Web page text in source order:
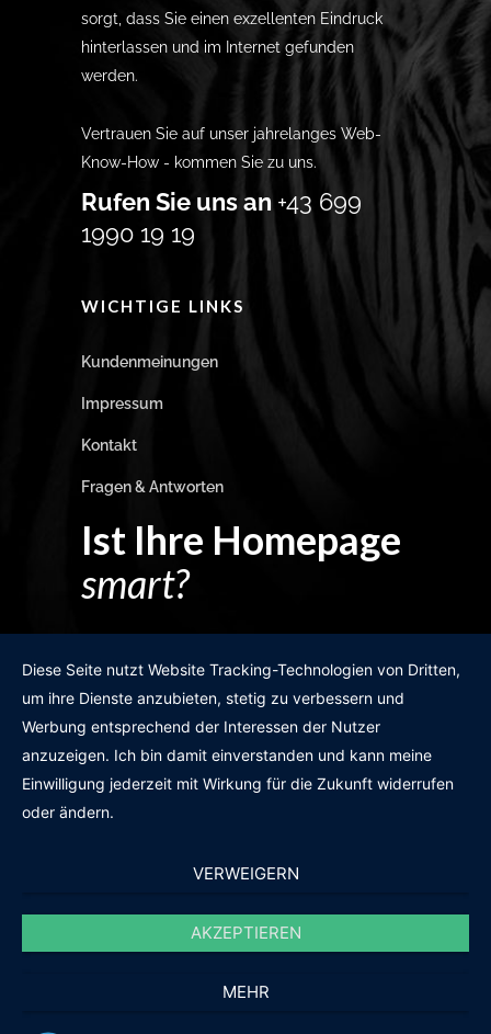
sorgt, dass Sie einen exzellenten Eindruck
hinterlassen und im Internet gefunden
werden.
Vertrauen Sie auf unser jahrelanges Web-
Know-How - kommen Sie zu uns.
Rufen Sie uns an +43 699
1990 19 19
WICHTIGE LINKS
Kundenmeinungen
Impressum
Kontakt
Fragen & Antworten
Ist Ihre Homepage
smart?
GRATIS WEBSITE-CHECK
des19n.at|iwant@des19n.at
Diese Seite nutzt Website Tracking-Technologien von Dritten,
um ihre Dienste anzubieten, stetig zu verbessern und
Werbung entsprechend der Interessen der Nutzer
anzuzeigen. Ich bin damit einverstanden und kann meine
Einwilligung jederzeit mit Wirkung für die Zukunft widerrufen
oder ändern.
VERWEIGERN
AKZEPTIEREN
MEHR